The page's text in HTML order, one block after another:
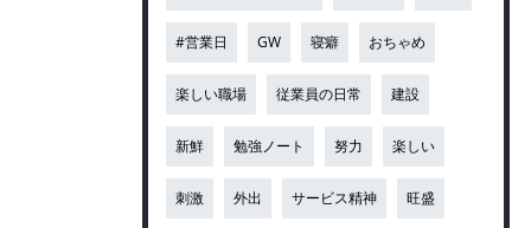
#営業日 GW 寝癖 おちゃめ
楽しい職場 従業員の日常 建設
新鮮 勉強ノート 努力 楽しい
刺激 外出 サービス精神 旺盛